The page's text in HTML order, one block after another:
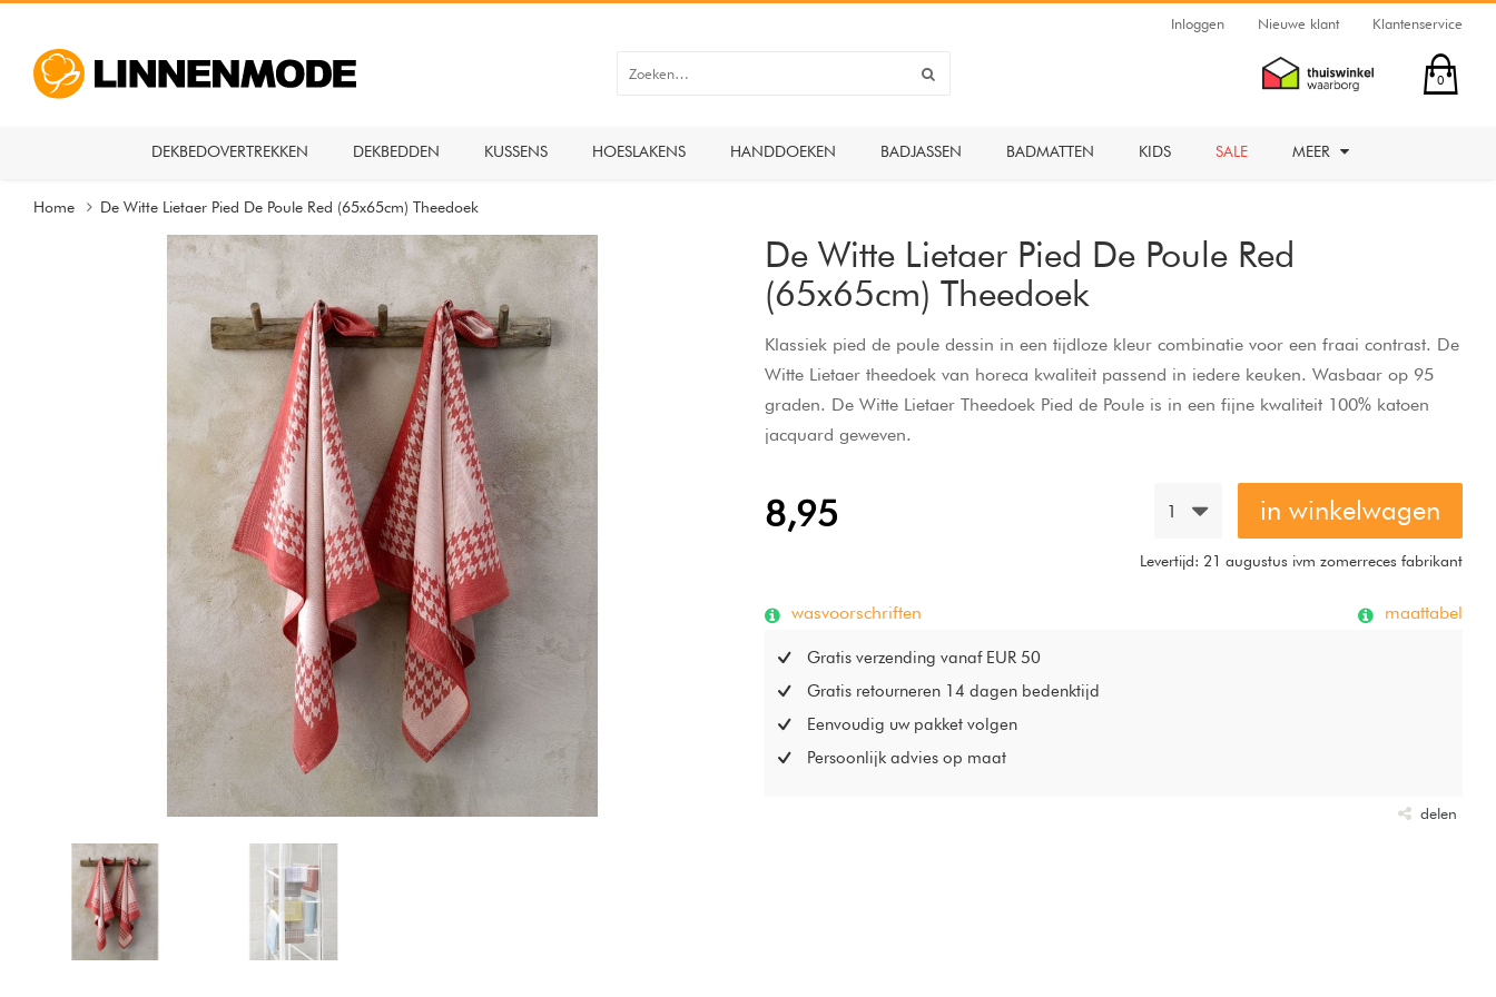
Inloggen Nieuwe klant Klantenservice
0
DEKBEDOVERTREKKEN DEKBEDDEN KUSSENS HOESLAKENS HANDDOEKEN BADJASSEN BADMATTEN KIDS SALE MEER
Home De Witte Lietaer Pied De Poule Red (65x65cm) Theedoek
De Witte Lietaer Pied De Poule Red
(65x65cm) Theedoek
Klassiek pied de poule dessin in een tijdloze kleur combinatie voor een fraai contrast. De
Witte Lietaer theedoek van horeca kwaliteit passend in iedere keuken. Wasbaar op 95
graden. De Witte Lietaer Theedoek Pied de Poule is in een fijne kwaliteit 100% katoen
jacquard geweven.
8,95 1 in winkelwagen
Levertijd: 21 augustus ivm zomerreces fabrikant
wasvoorschriften maattabel
Gratis verzending vanaf EUR 50
Gratis retourneren 14 dagen bedenktijd
Eenvoudig uw pakket volgen
Persoonlijk advies op maat
delen